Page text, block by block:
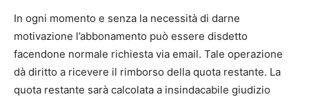
In ogni momento e senza la necessità di darne
motivazione l’abbonamento può essere disdetto
facendone normale richiesta via email. Tale operazione
dà diritto a ricevere il rimborso della quota restante. La
quota restante sarà calcolata a insindacabile giudizio